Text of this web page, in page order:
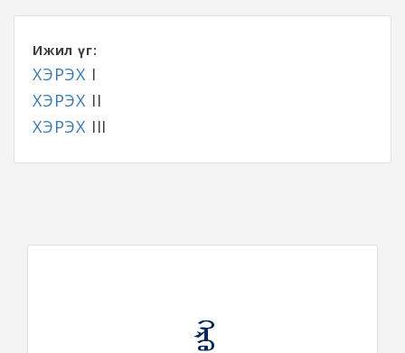
Ижил үг:
ХЭРЭХ I
ХЭРЭХ II
ХЭРЭХ III
ᠬᠡᠷᠬᠦ